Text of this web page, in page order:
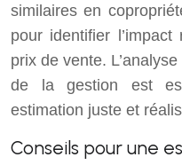
similaires en
pour identifier
prix de vente.
de la gestion est
estimation juste et
Conseils pour une